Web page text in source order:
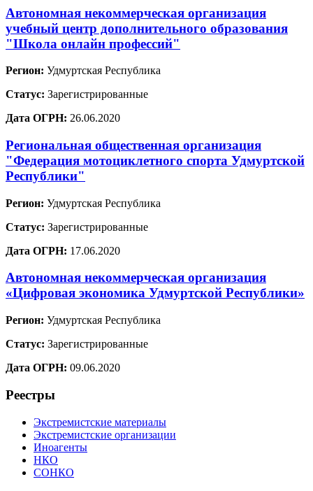
Автономная некоммерческая организация
учебный центр дополнительного образования
"Школа онлайн профессий"
Регион: Удмуртская Республика
Статус: Зарегистрированные
Дата ОГРН: 26.06.2020
Региональная общественная организация
"Федерация мотоциклетного спорта Удмуртской
Республики"
Регион: Удмуртская Республика
Статус: Зарегистрированные
Дата ОГРН: 17.06.2020
Автономная некоммерческая организация
«Цифровая экономика Удмуртской Республики»
Регион: Удмуртская Республика
Статус: Зарегистрированные
Дата ОГРН: 09.06.2020
Реестры
Экстремистские материалы
Экстремистские организации
Иноагенты
НКО
СОНКО